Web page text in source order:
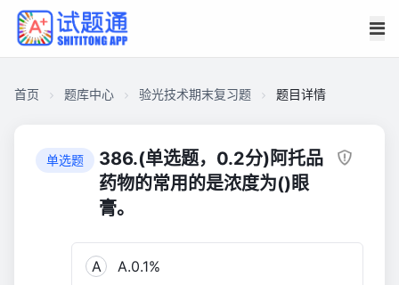
首页 题库中心 验光技术期末复习题 题目详情
单选题
386.(单选题，0.2分)阿托品
药物的常用的是浓度为()眼
膏。
A A.0.1%